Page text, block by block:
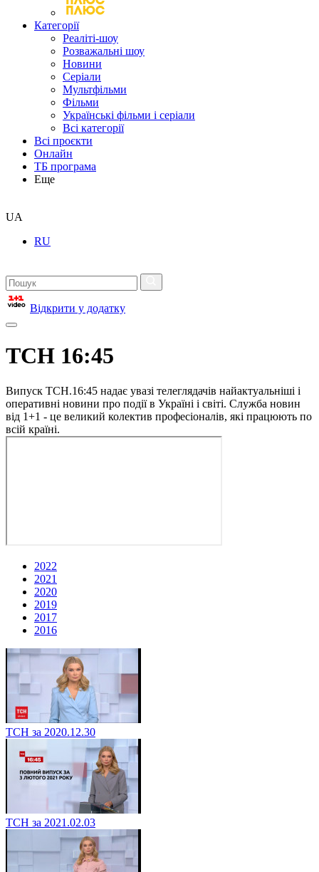
Категорії
Реаліті-шоу
Розважальні шоу
Новини
Серіали
Мультфільми
Фільми
Українські фільми і серіали
Всі категорії
Всі проєкти
Онлайн
ТБ програма
Еще
UA
RU
Відкрити у додатку
ТСН 16:45
Випуск ТСН.16:45 надає увазі телеглядачів найактуальніші і
оперативні новини про події в Україні і світі. Служба новин
від 1+1 - це великий колектив професіоналів, які працюють по
всій країні.
2022
2021
2020
2019
2017
2016
ТСН за 2020.12.30
ТСН за 2021.02.03